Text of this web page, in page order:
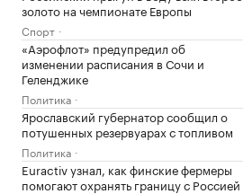
золото на чемпионате Европы
Спорт
«Аэрофлот» предупредил об
изменении расписания в Сочи и
Геленджике
Политика
Ярославский губернатор сообщил о
потушенных резервуарах с топливом
Политика
Euractiv узнал, как финские фермеры
помогают охранять границу с Россией